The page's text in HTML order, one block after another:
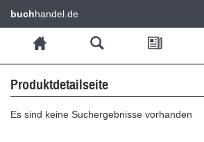
buchhandel.de
Produktdetailseite
Es sind keine Suchergebnisse vorhanden